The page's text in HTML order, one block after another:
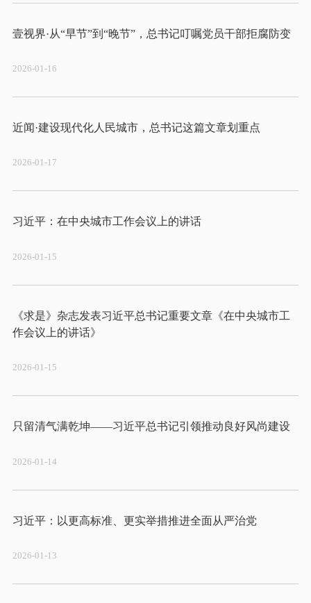
壹视界·从“早节”到“晚节”，总书记叮嘱党员干部拒腐防变
2026-01-16
2026-01-17
习近平：在中央城市工作会议上的讲话
2026-01-15
《求是》杂志发表习近平总书记重要文章《在中央城市工
2026-01-15
2026-01-14
2026-01-13